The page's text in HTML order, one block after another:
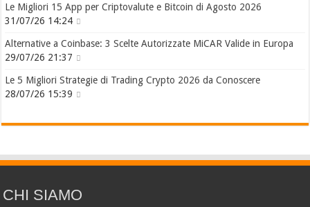
Le Migliori 15 App per Criptovalute e Bitcoin di Agosto 2026
31/07/26 14:24
Alternative a Coinbase: 3 Scelte Autorizzate MiCAR Valide in Europa
29/07/26 21:37
Le 5 Migliori Strategie di Trading Crypto 2026 da Conoscere
28/07/26 15:39
CHI SIAMO